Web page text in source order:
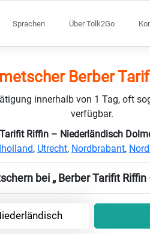
Sprachen Über Tolk2Go
Berber
innerhalb von 1 Tag, oft
verfügbar.
Riffin – Niederländisch
, Utrecht, Nordbrabant,
bei „ Berber Tarifit Riffin